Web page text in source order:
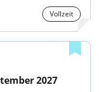
Vollzeit
2027